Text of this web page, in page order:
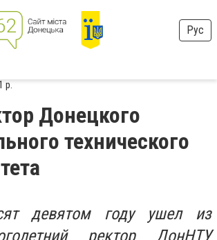
Рус
р.
Донецкого
технического
девятом году ушел из
ректор ДонНТУ